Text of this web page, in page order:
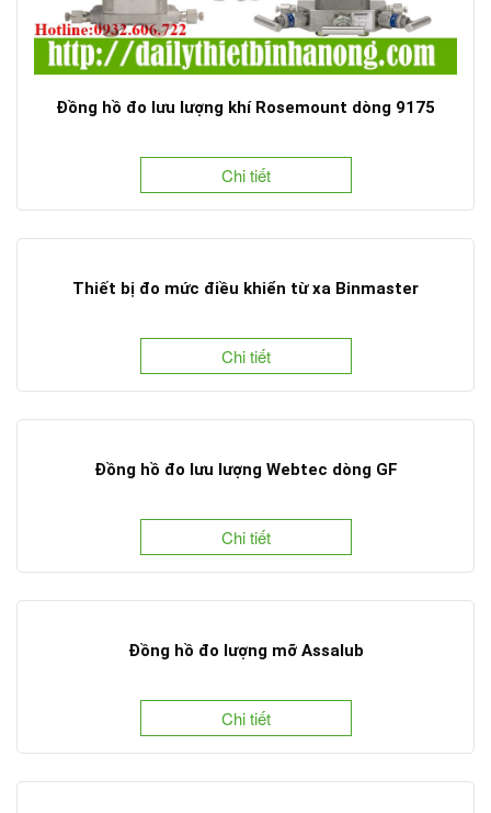
Đồng hồ đo lưu lượng khí Rosemount dòng 9175
Chi tiết
Thiết bị đo mức điều khiển từ xa Binmaster
Chi tiết
Đồng hồ đo lưu lượng Webtec dòng GF
Chi tiết
Đồng hồ đo lượng mỡ Assalub
Chi tiết